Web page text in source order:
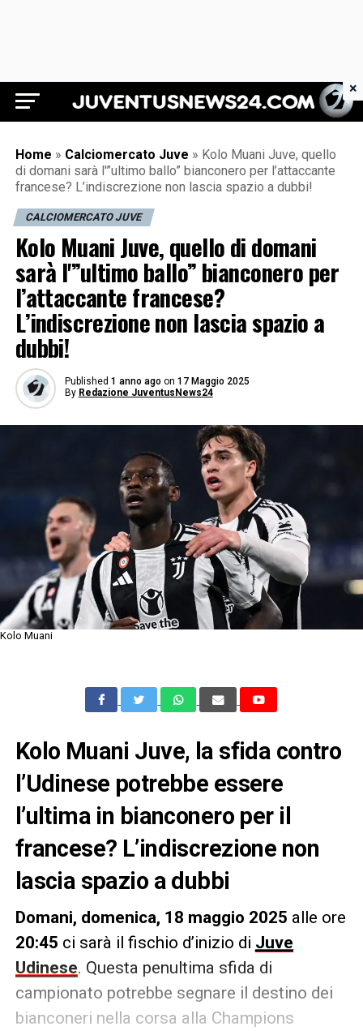
Juventus News 24
Home » Calciomercato Juve » Kolo Muani Juve, quello
di domani sarà l'”ultimo ballo” bianconero per l’attaccante
francese? L’indiscrezione non lascia spazio a dubbi!
CALCIOMERCATO JUVE
Kolo Muani Juve, quello di domani
sarà l'”ultimo ballo” bianconero per
l’attaccante francese?
L’indiscrezione non lascia spazio a
dubbi!
Published 1 anno ago on 17 Maggio 2025
By Redazione JuventusNews24
Kolo Muani
Kolo Muani Juve, la sfida contro
l’Udinese potrebbe essere
l’ultima in bianconero per il
francese? L’indiscrezione non
lascia spazio a dubbi
Domani, domenica, 18 maggio 2025 alle ore
20:45 ci sarà il fischio d’inizio di Juve
Udinese. Questa penultima sfida di
campionato potrebbe segnare il destino dei
bianconeri nella corsa alla Champions
×